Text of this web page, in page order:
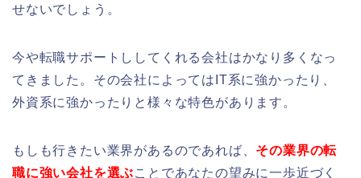
せないでしょう。
今や転職サポートししてくれる会社はかなり多くなっ
てきました。その会社によってはIT系に強かったり、
外資系に強かったりと様々な特色があります。
もしも行きたい業界があるのであれば、 その業界の転
職に強い会社を選ぶことであなたの望みに一歩近づく